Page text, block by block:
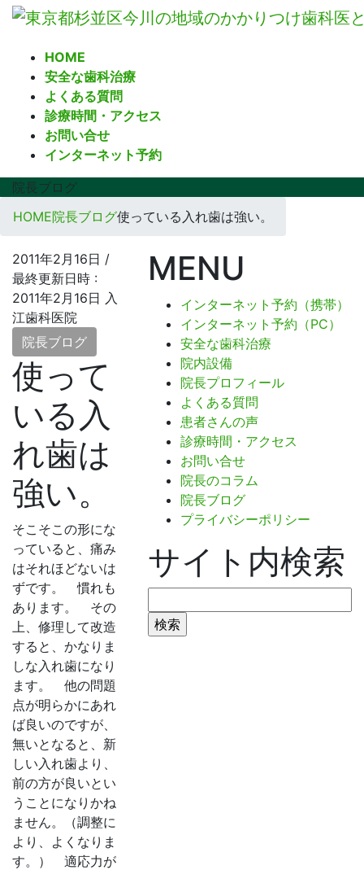
HOME
安全な歯科治療
よくある質問
診療時間・アクセス
お問い合せ
インターネット予約
院長ブログ
HOME院長ブログ使っている入れ歯は強い。
2011年2月16日 /
最終更新日時 :
2011年2月16日 入
江歯科医院
院長ブログ
使って
いる入
れ歯は
強い。
そこそこの形にな
っていると、痛み
はそれほどないは
ずです。 慣れも
あります。 その
上、修理して改造
すると、かなりま
しな入れ歯になり
ます。 他の問題
点が明らかにあれ
ば良いのですが、
無いとなると、新
しい入れ歯より、
前の方が良いとい
うことになりかね
ません。（調整に
より、よくなりま
す。） 適応力が
MENU
インターネット予約（携帯）
インターネット予約（PC）
安全な歯科治療
院内設備
院長プロフィール
よくある質問
患者さんの声
診療時間・アクセス
お問い合せ
院長のコラム
院長ブログ
プライバシーポリシー
サイト内検索
索: